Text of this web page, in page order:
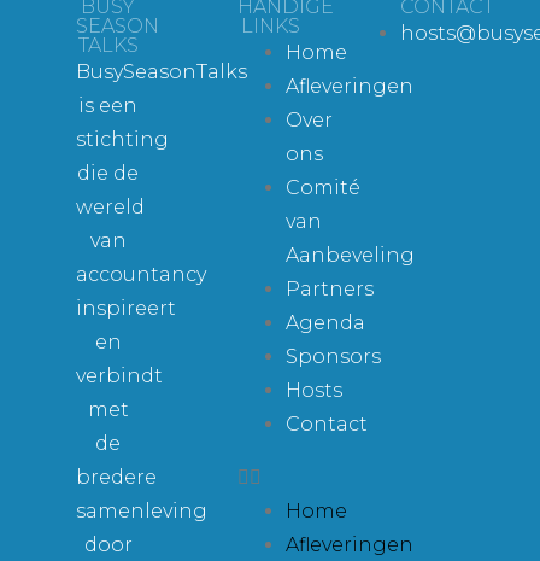
BUSY
SEASON
TALKS
BusySeasonTalks
is een
stichting
die de
wereld
van
accountancy
inspireert
en
verbindt
met
de
bredere
samenleving
door
HANDIGE
LINKS
Home
Afleveringen
Over
ons
Comité
van
Aanbeveling
Partners
Agenda
Sponsors
Hosts
Contact
Home
Afleveringen
CONTACT